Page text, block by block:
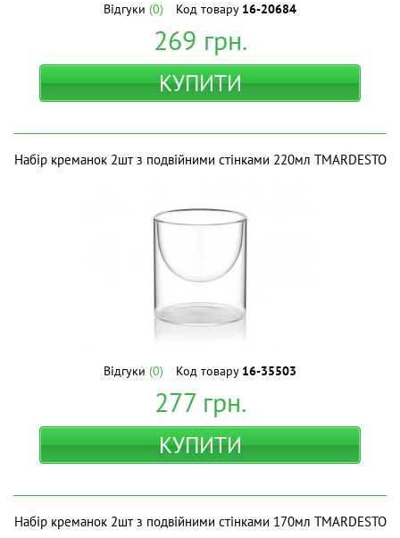
Відгуки (0) Код товару 16-20684
269 грн.
КУПИТИ
Набір креманок 2шт з подвійними стінками 220мл ТМARDESTO
Відгуки (0) Код товару 16-35503
277грн.
КУПИТИ
Набір креманок 2шт з подвійними стінками 170мл ТМARDESTO